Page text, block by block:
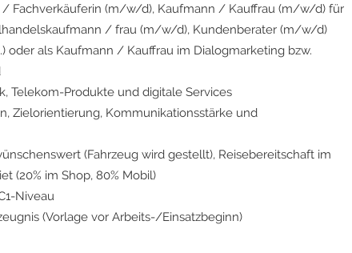
Fachverkäuferin (m/w/d), Kaufmann / Kauffrau (m/w/d) für
/ frau (m/w/d), Kundenberater (m/w/d)
oder als Kaufmann / Kauffrau im Dialogmarketing bzw.
Telekom-Produkte und digitale Services
Zielorientierung, Kommunikationsstärke und
(Fahrzeug wird gestellt), Reisebereitschaft im
(20% im Shop, 80% Mobil)
Niveau
(Vorlage vor Arbeits-/Einsatzbeginn)